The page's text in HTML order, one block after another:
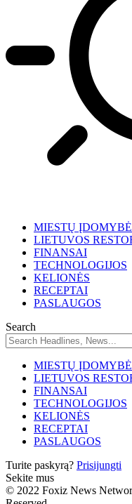
MIESTŲ
LIETUVOS
FINANSAI
TECHNOLOGIJOS
KELIONĖS
RECEPTAI
PASLAUGOS
Search
MIESTŲ
LIETUVOS
FINANSAI
TECHNOLOGIJOS
KELIONĖS
RECEPTAI
PASLAUGOS
Turite paskyrą? Prisijungti
Sekite mus
© 2022 Foxiz News